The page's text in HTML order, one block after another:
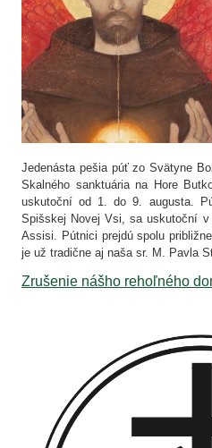
Jedenásta pešia púť zo Svätyne
Skalného sanktuária na Hore
uskutoční od 1. do 9. augusta.
Spišskej Novej Vsi, sa uskutoční
Assisi. Pútnici prejdú spolu
je už tradične aj naša sr. M. Pavla
Zrušenie nášho rehoľného